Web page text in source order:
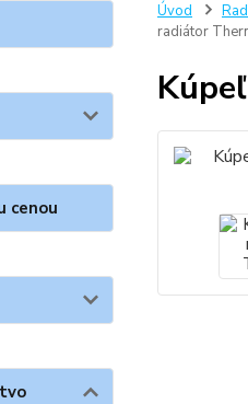
cenou
Úvod
radiátor